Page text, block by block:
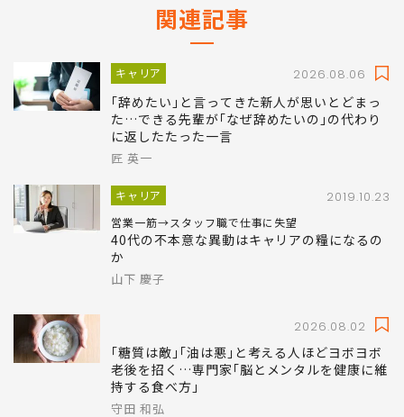
関連記事
キャリア 2026.08.06
｢辞めたい｣と言ってきた新人が思いとどまっ
た…できる先輩が｢なぜ辞めたいの｣の代わり
に返したたった一言
匠 英一
キャリア 2019.10.23
営業一筋→スタッフ職で仕事に失望
40代の不本意な異動はキャリアの糧になるの
か
山下 慶子
2026.08.02
｢糖質は敵｣｢油は悪｣と考える人ほどヨボヨボ
老後を招く…専門家｢脳とメンタルを健康に維
持する食べ方｣
守田 和弘